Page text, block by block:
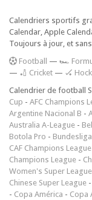
Calendriers sportifs
Calendar, Apple
Toujours à jour, et
Football — 🏎️
— 🏏 Cricket — 🏑
Calendrier de football
Cup - AFC Champions
Argentine Nacional B -
Australia A-League -
Botola Pro - Bundesliga
CAF Champions League
Champions League -
Women's Super League
Chinese Super League -
- Copa América - Copa